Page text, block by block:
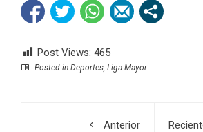
Post Views: 465
Posted in Deportes Liga Mayor
Anterior